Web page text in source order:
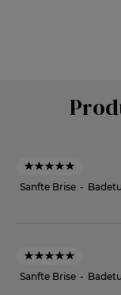
Sanfte Brise -
Sanfte Brise -